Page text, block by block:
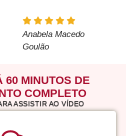
Anabela Macedo
Goulão
60 MINUTOS DE
COMPLETO
ASSISTIR AO VÍDEO